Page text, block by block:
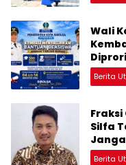
Wali
Berita
Silfa
Berita